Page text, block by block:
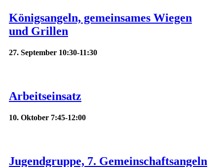
Königsangeln, gemeinsames Wiegen
und Grillen
27. September 10:30-11:30
Arbeitseinsatz
10. Oktober 7:45-12:00
Jugendgruppe, 7. Gemeinschaftsangeln